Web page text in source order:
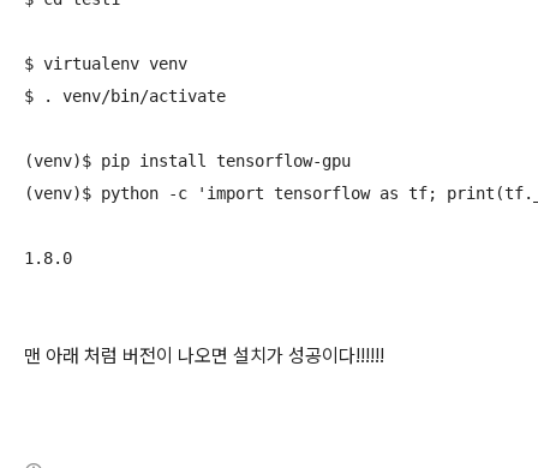
$ virtualenv venv
$ . venv/bin/activate
(venv)$ pip install tensorflow-gpu
(venv)$ python -c 'import tensorflow as tf;
1.8.0
맨 아래 처럼 버전이 나오면 설치가 성공이다!!!!!!